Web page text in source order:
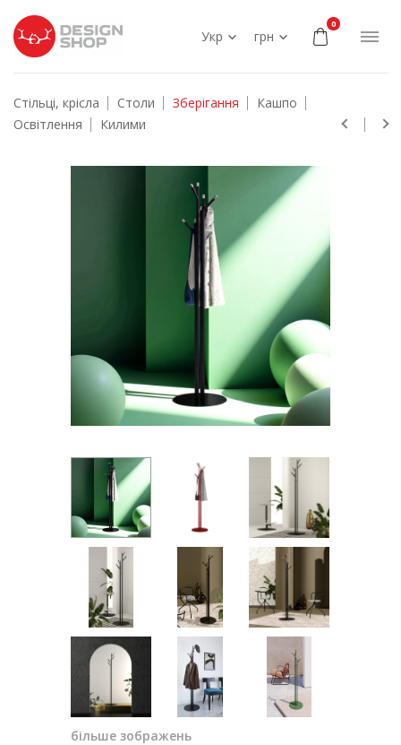
Укр грн
0
Стільці, крісла Столи Зберігання
Кашпо
Освітлення
Килими
більше зображень